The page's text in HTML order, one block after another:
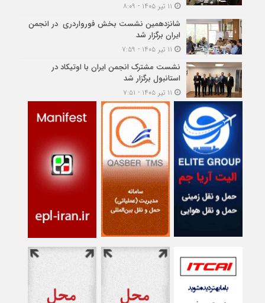
شانزدهمین نشست بخش فورواردری در انجمن
ایران برگزار شد
نشست مشترک انجمن ایران با اوتیکاد در
استانبول برگزار شد